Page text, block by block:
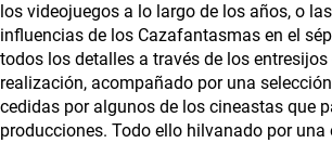
los videojuegos a lo largo de los años, o
influencias de los Cazafantasmas en el
todos los detalles a través de los
realización, acompañado por una
cedidas por algunos de los cineastas que
producciones. Todo ello hilvanado por una